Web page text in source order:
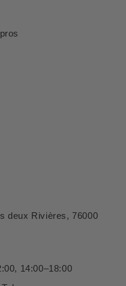
deux Rivières, 76000
14:00–18:00